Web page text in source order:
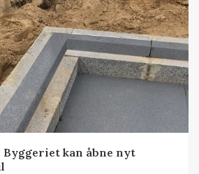
kan åbne nyt